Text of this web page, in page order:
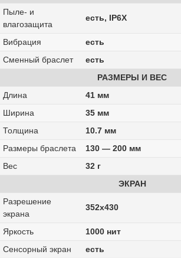
Пыле- и
влагозащита
есть, IP6X
Вибрация
есть
Сменный браслет
есть
РАЗМЕРЫ И ВЕС
Длина
41 мм
Ширина
35 мм
Толщина
10.7 мм
Размеры браслета
130 — 200 мм
Вес
32 г
ЭКРАН
Разрешение
экрана
352х430
Яркость
1000 нит
Сенсорный экран
есть